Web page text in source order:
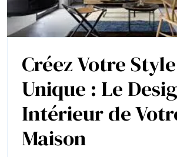
Créez Votre Style
Unique : Le
Intérieur de
MaisonVotre